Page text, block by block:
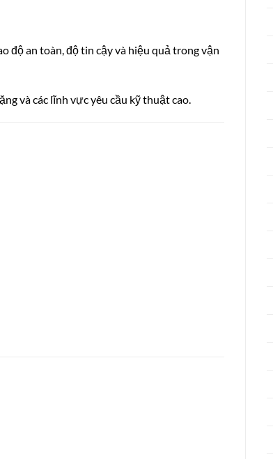
độ an toàn, độ tin cậy và hiệu quả trong vận
và các lĩnh vực yêu cầu kỹ thuật cao.